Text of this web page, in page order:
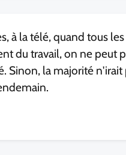
à la télé, quand tous les
du travail, on ne peut
Sinon, la majorité n'irait